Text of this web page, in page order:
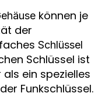
können je
der
Schlüssel
Schlüssel ist
ein spezielles
Funkschlüssel.